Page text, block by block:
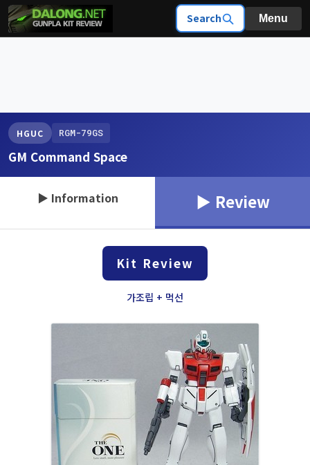
Search Menu
HGUC RGM-79GS
GM Command Space
▶ Information ▶ Review
Kit Review
가조립 + 먹선